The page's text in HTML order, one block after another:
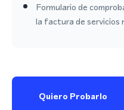
Formulario de
la factura de servicios
Quiero Probarlo